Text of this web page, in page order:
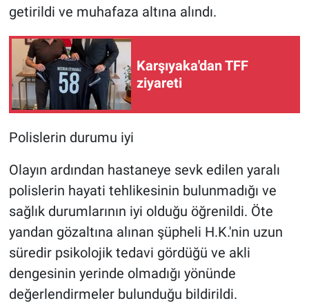
getirildi ve muhafaza altına alındı.
Karşıyaka'dan TFF
ziyareti
Polislerin durumu iyi
Olayın ardından hastaneye sevk edilen yaralı
polislerin hayati tehlikesinin bulunmadığı ve
sağlık durumlarının iyi olduğu öğrenildi. Öte
yandan gözaltına alınan şüpheli H.K.'nin uzun
süredir psikolojik tedavi gördüğü ve akli
dengesinin yerinde olmadığı yönünde
değerlendirmeler bulunduğu bildirildi.